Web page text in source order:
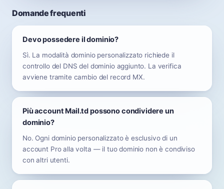
Domande frequenti
Devo possedere il dominio?
Sì. La modalità dominio personalizzato richiede il
controllo del DNS del dominio aggiunto. La verifica
avviene tramite cambio del record MX.
Più account Mail.td possono condividere un
dominio?
No. Ogni dominio personalizzato è esclusivo di un
account Pro alla volta — il tuo dominio non è condiviso
con altri utenti.